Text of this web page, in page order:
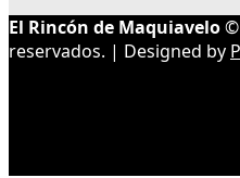
El Rincón de Maquiavelo©
reservados. | Designed by